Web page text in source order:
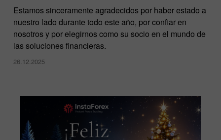
Estamos sinceramente agradecidos por haber estado a
nuestro lado durante todo este año, por confiar en
nosotros y por elegirnos como su socio en el mundo de
las soluciones financieras.
26.12.2025